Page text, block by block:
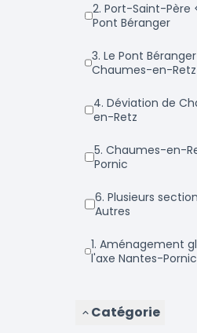
2. Port-Saint-Père <> Le
Pont Béranger
3. Le Pont Béranger <>
Chaumes-en-Retz
4. Déviation de Chaumes-
en-Retz
5. Chaumes-en-Retz <>
Pornic
6. Plusieurs sections /
Autres
1. Aménagement global de
l'axe Nantes-Pornic
Catégorie